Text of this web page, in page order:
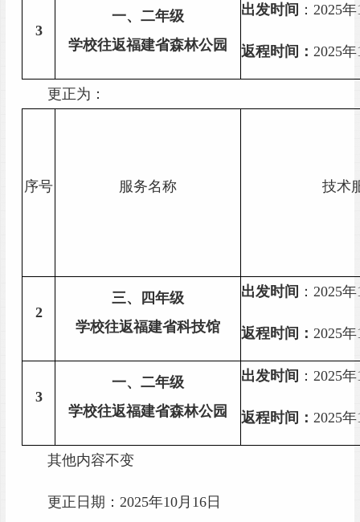
3
一、 二年级
学校往返福建省森林公园
出发时间 ： 2025年
返程时间： 2025
更正为：
序号 服务名称 技术
2
三、
四年级
学校往返福建省科技馆
出发时间 ： 2025年
返程时间： 2025
3
一、 二年级
学校往返福建省森林公园
出发时间 ： 2025年
返程时间： 2025
其他内容不变
更正日期： 2025年10 月 16日